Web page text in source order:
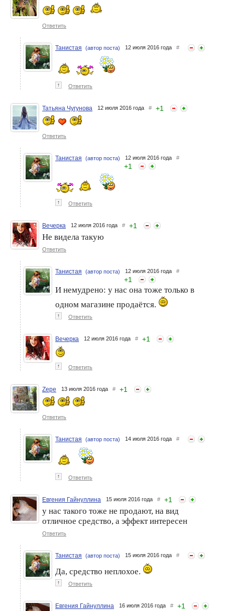
Ответить
Танистая (автор поста) 12 июля 2016 года #
↑ Ответить
Татьяна Чугунова 12 июля 2016 года # +1
Ответить
Танистая (автор поста) 12 июля 2016 года #
+1
↑ Ответить
Вечерка 12 июля 2016 года # +1
Не видела такую
Ответить
Танистая (автор поста) 12 июля 2016 года #
+1
И немудрено: у нас она тоже только в
одном магазине продаётся.
↑ Ответить
Вечерка 12 июля 2016 года # +1
↑ Ответить
Zepe 13 июля 2016 года # +1
Ответить
Танистая (автор поста) 14 июля 2016 года #
↑ Ответить
Евгения Гайнуллина 15 июля 2016 года # +1
у нас такого тоже не продают, на вид
отличное средство, а эффект интересен
Ответить
Танистая (автор поста) 15 июля 2016 года #
Да, средство неплохое.
↑ Ответить
Евгения Гайнуллина 16 июля 2016 года # +1